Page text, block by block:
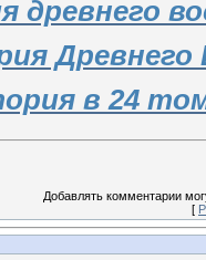
древнего
Древнего
в 24
Добавлять комментарии
[